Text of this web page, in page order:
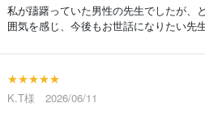
私が躊躇っていた男性の先生でしたが、
囲気を感じ、今後もお世話になりたい先
★★★★★
K.T様 2026/06/11